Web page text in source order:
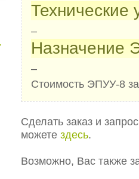
Технические
–
Назначение
–
Стоимость ЭПУУ-8
Сделать заказ и
можете здесь.
Возможно, Вас также